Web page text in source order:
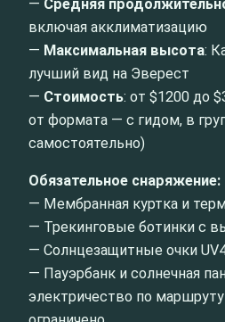
— Средняя
включая акклиматизацию
— Максимальная высота:
лучший вид на Эверест
— Стоимость: от $1200 до
от формата — с гидом, в
самостоятельно)
Обязательное снаряжение:
— Мембранная куртка и
— Трекинговые ботинки с
— Солнцезащитные очки
— Пауэрбанк и солнечная
электричество по